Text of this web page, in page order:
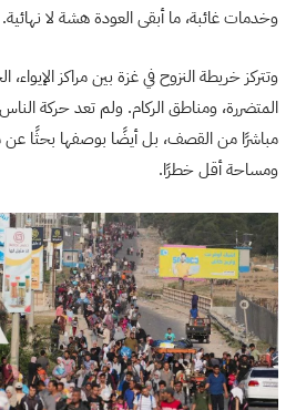
وخدمات غائبة، ما أبقى العودة هشة لا نهائية.
وتتركز خريطة النزوح في غزة بين مراكز الإيواء،
المتضررة، ومناطق الركام. ولم تعد حركة
مباشرًا من القصف، بل أيضًا بوصفها بحثًا
ومساحة أقل خطرًا.